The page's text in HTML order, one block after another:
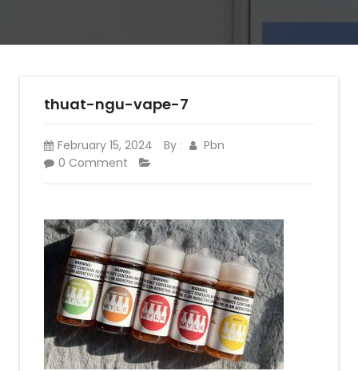
thuat-ngu-vape-7
February 15, 2024 By :
Pbn
0 Comment